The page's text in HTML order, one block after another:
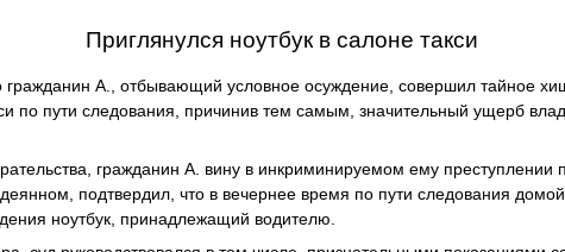
Приглянулся ноутбук в салоне такси
гражданин А., отбывающий условное осуждение, совершил тайное
по пути следования, причинив тем самым, значительный ущерб
гражданин А. вину в инкриминируемом ему преступлении
подтвердил, что в вечернее время по пути следования домой
ноутбук, принадлежащий водителю.